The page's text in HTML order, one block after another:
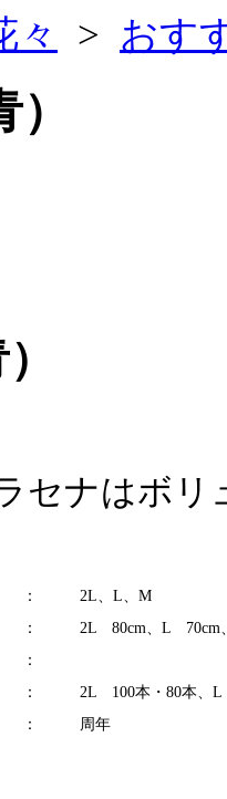
々 > おす
セナはボ
：
2L、L、M
：
2L 80cm、L 70cm
：
：
2L 100本・80本、
： 周年